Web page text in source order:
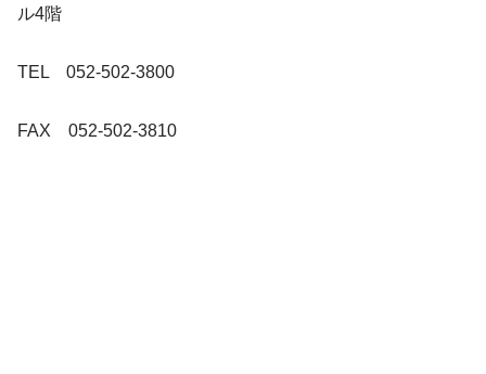
ル4階
TEL 052-502-3800
FAX 052-502-3810